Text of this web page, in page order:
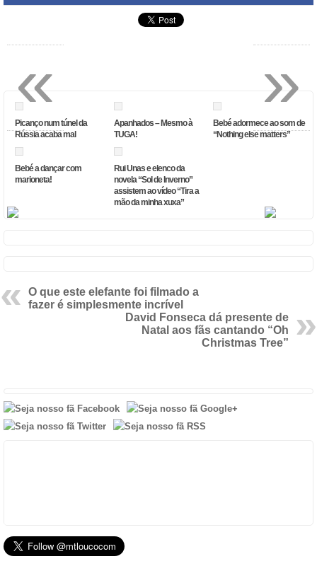
Picanço num túnel da
Rússia acaba mal
Apanhados – Mesmo à
TUGA!
Bebé adormece ao som de
“Nothing else matters”
Bebé a dançar com
marioneta!
Rui Unas e elenco da
novela “Sol de Inverno”
assistem ao vídeo “Tira a
mão da minha xuxa”
O que este elefante foi filmado a
fazer é simplesmente incrível
David Fonseca dá presente de
Natal aos fãs cantando “Oh
Christmas Tree”
»
«